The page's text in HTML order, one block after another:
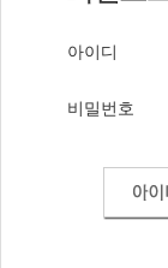
아이디
비밀번호